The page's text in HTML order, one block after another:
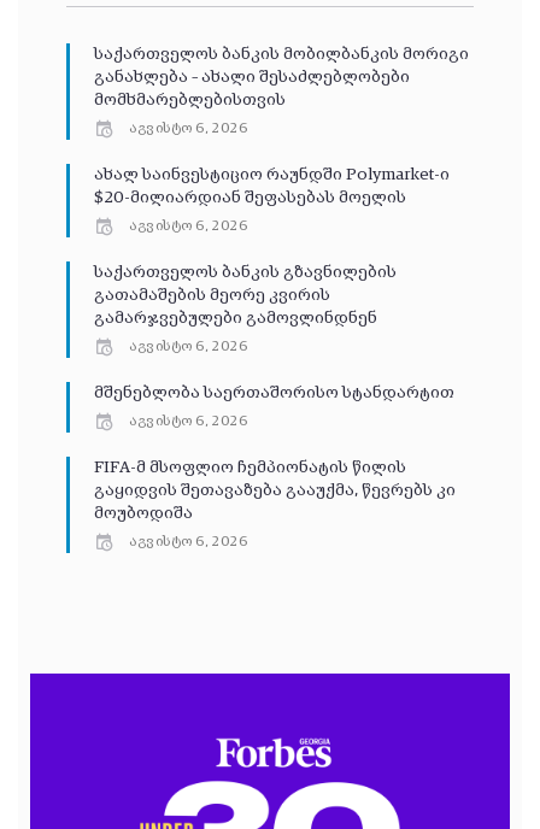
საქართველოს ბანკის მობილბანკის მორიგი
განახლება – ახალი შესაძლებლობები
მომხმარებლებისთვის
აგვისტო 6, 2026
ახალ საინვესტიციო რაუნდში Polymarket-ი
$20-მილიარდიან შეფასებას მოელის
აგვისტო 6, 2026
საქართველოს ბანკის გზავნილების
გათამაშების მეორე კვირის
გამარჯვებულები გამოვლინდნენ
აგვისტო 6, 2026
მშენებლობა საერთაშორისო სტანდარტით
აგვისტო 6, 2026
FIFA-მ მსოფლიო ჩემპიონატის წილის
გაყიდვის შეთავაზება გააუქმა, წევრებს კი
მოუბოდიშა
აგვისტო 6, 2026